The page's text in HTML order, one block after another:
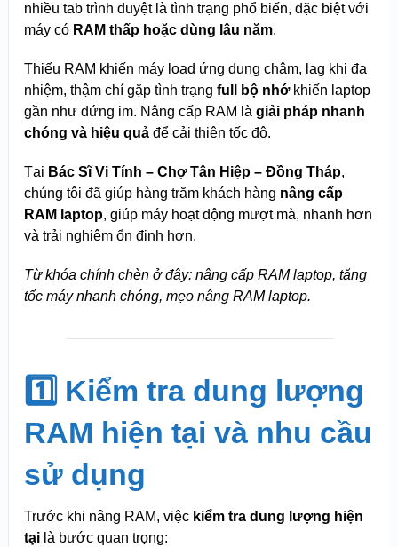
nhiều tab trình duyệt là tình trạng phổ biến, đặc biệt với
máy có RAM thấp hoặc dùng lâu năm.
Thiếu RAM khiến máy load ứng dụng chậm, lag khi đa
nhiệm, thậm chí gặp tình trạng full bộ nhớkhiến laptop
gần như đứng im. Nâng cấp RAM là giải pháp nhanh
chóng và hiệu quảđể cải thiện tốc độ.
Tại Bác Sĩ Vi Tính – Chợ Tân Hiệp – Đồng Tháp,
chúng tôi đã giúp hàng trăm khách hàng nâng cấp
RAM laptop, giúp máy hoạt động mượt mà, nhanh hơn
và trải nghiệm ổn định hơn.
Từ khóa chính chèn ở đây: nâng cấp RAM laptop, tăng
tốc máy nhanh chóng, mẹo nâng RAM laptop.
1️⃣ Kiểm tra dung lượng
RAM hiện tại và nhu cầu
sử dụng
Trước khi nâng RAM, việc kiểm tra dung lượng hiện
tạilà bước quan trọng: